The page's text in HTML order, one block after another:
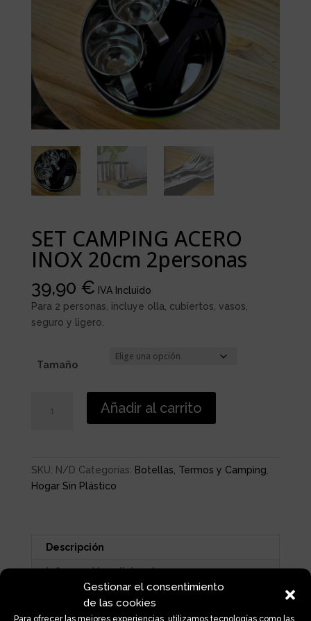
Gestionar el consentimiento
de las cookies
Para ofrecer las mejores experiencias, utilizamos tecnologías como las
SET CAMPING ACERO
INOX 20cm 2personas
39,90 € IVA Incluido
Para 2 personas, incluye olla, cubiertos, vasos,
seguro y ligero.
Tamaño
CAMPING
cantidad
Añadir al carrito
SKU: N/D Categorías: Botellas, Termos y Camping
Hogar Sin Plástico
Descripción
Información adicional
Descripción